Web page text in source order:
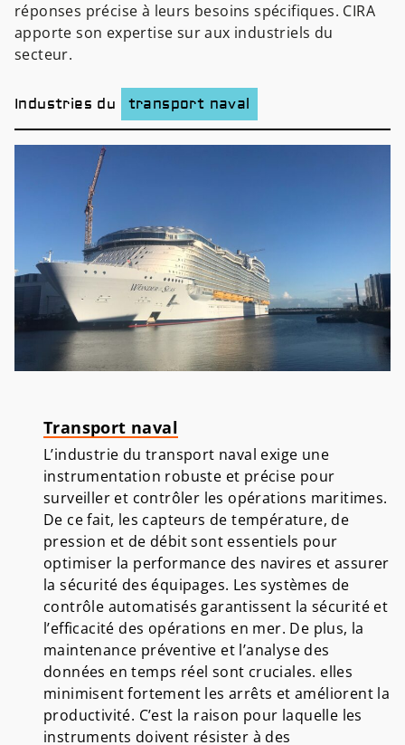
réponses précise à leurs besoins spécifiques. CIRA
apporte son expertise sur aux industriels du
secteur.
Industries du transport naval
Transport naval
L’industrie du transport naval exige une
instrumentation robuste et précise pour
surveiller et contrôler les opérations maritimes.
De ce fait, les capteurs de température, de
pression et de débit sont essentiels pour
optimiser la performance des navires et assurer
la sécurité des équipages. Les systèmes de
contrôle automatisés garantissent la sécurité et
l’efficacité des opérations en mer. De plus, la
maintenance préventive et l’analyse des
données en temps réel sont cruciales. elles
minimisent fortement les arrêts et améliorent la
productivité. C’est la raison pour laquelle les
instruments doivent résister à des